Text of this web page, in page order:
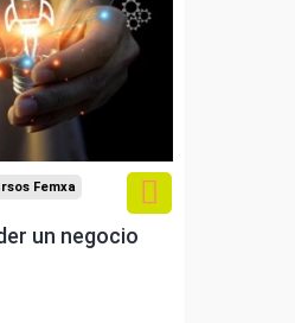
y
de Madrid.
sectores.
Femxa
un negocio